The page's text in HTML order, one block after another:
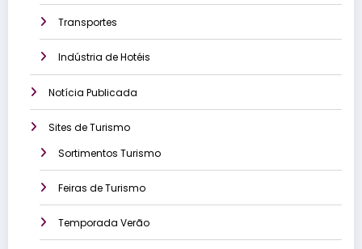
Transportes
Indústria de Hotéis
Notícia Publicada
Sites de Turismo
Sortimentos Turismo
Feiras de Turismo
Temporada Verão